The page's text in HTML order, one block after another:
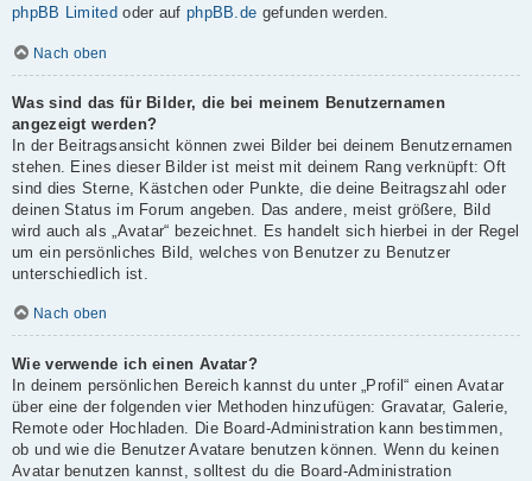
phpBB Limited oder auf phpBB.de gefunden werden.
Nach oben
Was sind das für Bilder, die bei meinem Benutzernamen
angezeigt werden?
In der Beitragsansicht können zwei Bilder bei deinem Benutzernamen
stehen. Eines dieser Bilder ist meist mit deinem Rang verknüpft: Oft
sind dies Sterne, Kästchen oder Punkte, die deine Beitragszahl oder
deinen Status im Forum angeben. Das andere, meist größere, Bild
wird auch als „Avatar“ bezeichnet. Es handelt sich hierbei in der Regel
um ein persönliches Bild, welches von Benutzer zu Benutzer
unterschiedlich ist.
Nach oben
Wie verwende ich einen Avatar?
In deinem persönlichen Bereich kannst du unter „Profil“ einen Avatar
über eine der folgenden vier Methoden hinzufügen: Gravatar, Galerie,
Remote oder Hochladen. Die Board-Administration kann bestimmen,
ob und wie die Benutzer Avatare benutzen können. Wenn du keinen
Avatar benutzen kannst, solltest du die Board-Administration